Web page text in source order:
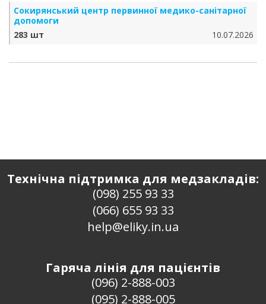
Сокирянський центр первинної медико-санітарної
допомоги
283 шт
10.07.2026
Технічна підтримка для медзакладів:
(098) 255 93 33
(066) 655 93 33
help@eliky.in.ua
Гаряча лінія для пацієнтів
(096) 2-888-003
(095) 2-888-005